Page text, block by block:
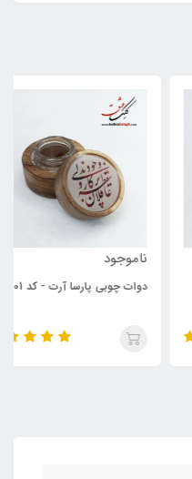
ناموجود
دوات چوبی پارسا آرت - کد 101